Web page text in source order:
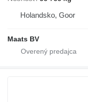
Holandsko, Goor
Maats BV